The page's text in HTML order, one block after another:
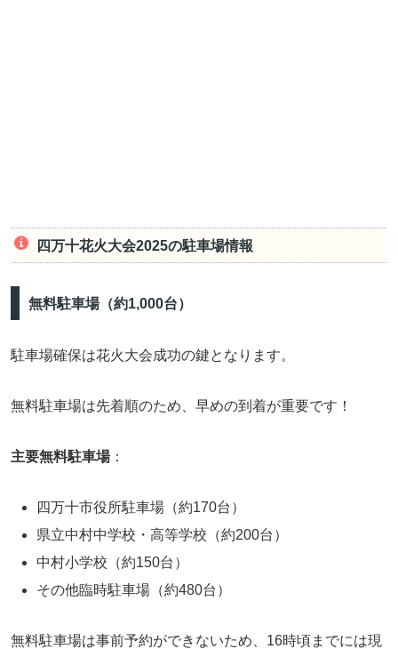
四万十花火大会2025の駐車場情報
無料駐車場（約1,000台）
駐車場確保は花火大会成功の鍵となります。
無料駐車場は先着順のため、早めの到着が重要です！
主要無料駐車場：
四万十市役所駐車場（約170台）
県立中村中学校・高等学校（約200台）
中村小学校（約150台）
その他臨時駐車場（約480台）
無料駐車場は事前予約ができないため、16時頃までには現